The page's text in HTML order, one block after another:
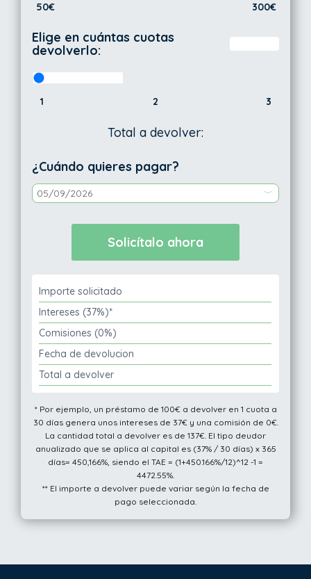
50€ 300€
Elige en cuántas cuotas
devolverlo:
1 2 3
Total a devolver:
¿Cuándo quieres pagar?
Importe solicitado
Intereses (37%)*
Comisiones (0%)
Fecha de devolucion
Total a devolver
* Por ejemplo, un préstamo de 100€ a devolver en 1 cuota a
30 días genera unos intereses de 37€ y una comisión de 0€.
La cantidad total a devolver es de 137€. El tipo deudor
anualizado que se aplica al capital es (37% / 30 días) x 365
días= 450,166%, siendo el TAE = (1+450.166%/12)^12 -1 =
4472.55%.
** El importe a devolver puede variar según la fecha de
pago seleccionada.